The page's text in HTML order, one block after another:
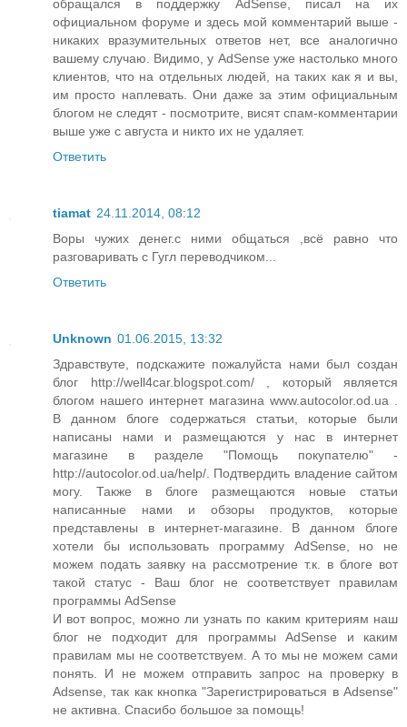
обращался в поддержку AdSense, писал на их
официальном форуме и здесь мой комментарий выше -
никаких вразумительных ответов нет, все аналогично
вашему случаю. Видимо, у AdSense уже настолько много
клиентов, что на отдельных людей, на таких как я и вы,
им просто наплевать. Они даже за этим официальным
блогом не следят - посмотрите, висят спам-комментарии
выше уже с августа и никто их не удаляет.
Ответить
tiamat 24.11.2014, 08:12
Воры чужих денег.с ними общаться ,всё равно что
разговаривать с Гугл переводчиком...
Ответить
Unknown 01.06.2015, 13:32
Здравствуте, подскажите пожалуйста нами был создан
блог http://well4car.blogspot.com/ , который является
блогом нашего интернет магазина www.autocolor.od.ua .
В данном блоге содержаться статьи, которые были
написаны нами и размещаются у нас в интернет
магазине в разделе "Помощь покупателю" -
http://autocolor.od.ua/help/. Подтвердить владение сайтом
могу. Также в блоге размещаются новые статьи
написанные нами и обзоры продуктов, которые
представлены в интернет-магазине. В данном блоге
хотели бы использовать программу AdSense, но не
можем подать заявку на рассмотрение т.к. в блоге вот
такой статус - Ваш блог не соответствует правилам
программы AdSense
И вот вопрос, можно ли узнать по каким критериям наш
блог не подходит для программы AdSense и каким
правилам мы не соответствуем. А то мы не можем сами
понять. И не можем отправить запрос на проверку в
Adsense, так как кнопка "Зарегистрироваться в Adsense"
не активна. Спасибо большое за помощь!